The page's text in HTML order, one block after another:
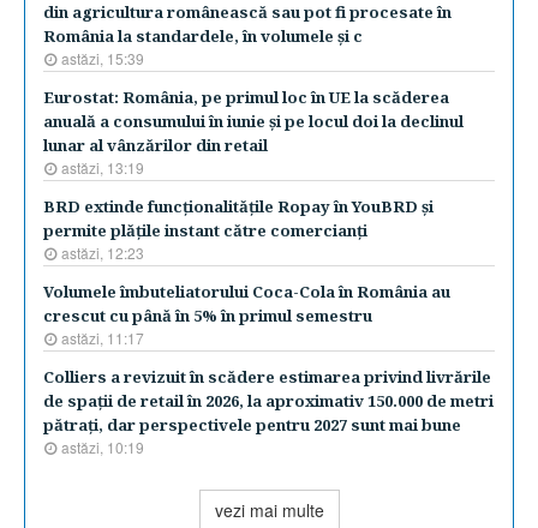
din agricultura românească sau pot fi procesate în
România la standardele, în volumele şi c
astăzi, 15:39
Eurostat: România, pe primul loc în UE la scăderea
anuală a consumului în iunie şi pe locul doi la declinul
lunar al vânzărilor din retail
astăzi, 13:19
BRD extinde funcţionalităţile Ropay în YouBRD şi
permite plăţile instant către comercianţi
astăzi, 12:23
Volumele îmbuteliatorului Coca-Cola în România au
crescut cu până în 5% în primul semestru
astăzi, 11:17
Colliers a revizuit în scădere estimarea privind livrările
de spaţii de retail în 2026, la aproximativ 150.000 de metri
pătraţi, dar perspectivele pentru 2027 sunt mai bune
astăzi, 10:19
vezi mai multe